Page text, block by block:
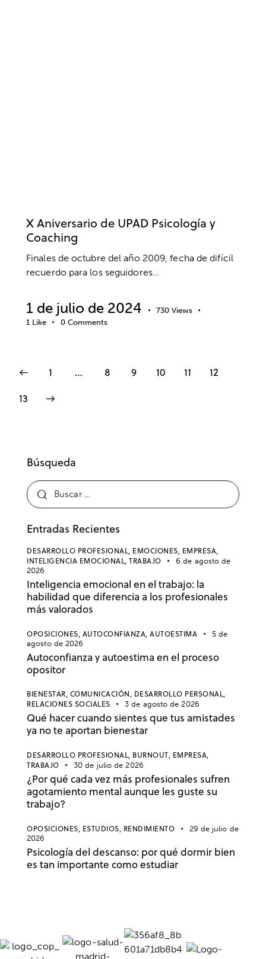
X Aniversario de UPAD Psicología y
Coaching
Finales de octubre del año 2009, fecha de difícil
recuerdo para los seguidores…
1 de julio de 2024 730 Views
1 Like 0 Comments
1 … 8 9 10 11
12
13
Búsqueda
Entradas Recientes
DESARROLLO PROFESIONAL, EMOCIONES, EMPRESA,
INTELIGENCIA EMOCIONAL, TRABAJO
6 de agosto de
2026
Inteligencia emocional en el trabajo: la
habilidad que diferencia a los profesionales
más valorados
OPOSICIONES, AUTOCONFIANZA, AUTOESTIMA
5 de
agosto de 2026
Autoconfianza y autoestima en el proceso
opositor
BIENESTAR, COMUNICACIÓN, DESARROLLO PERSONAL,
RELACIONES SOCIALES
3 de agosto de 2026
Qué hacer cuando sientes que tus amistades
ya no te aportan bienestar
DESARROLLO PROFESIONAL, BURNOUT, EMPRESA,
TRABAJO
30 de julio de 2026
¿Por qué cada vez más profesionales sufren
agotamiento mental aunque les guste su
trabajo?
OPOSICIONES, ESTUDIOS, RENDIMIENTO
29 de julio de
2026
Psicología del descanso: por qué dormir bien
es tan importante como estudiar